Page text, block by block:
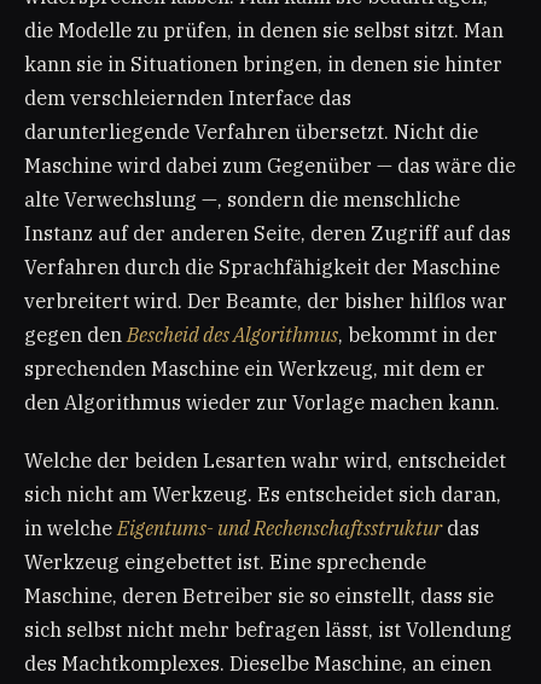
die Modelle zu prüfen, in denen sie selbst sitzt. Man
kann sie in Situationen bringen, in denen sie hinter
dem verschleiernden Interface das
darunterliegende Verfahren übersetzt. Nicht die
Maschine wird dabei zum Gegenüber — das wäre die
alte Verwechslung —, sondern die menschliche
Instanz auf der anderen Seite, deren Zugriff auf das
Verfahren durch die Sprachfähigkeit der Maschine
verbreitert wird. Der Beamte, der bisher hilflos war
gegen den Bescheid des Algorithmus, bekommt in der
sprechenden Maschine ein Werkzeug, mit dem er
den Algorithmus wieder zur Vorlage machen kann.
Welche der beiden Lesarten wahr wird, entscheidet
sich nicht am Werkzeug. Es entscheidet sich daran,
in welche Eigentums- und Rechenschaftsstrukturdas
Werkzeug eingebettet ist. Eine sprechende
Maschine, deren Betreiber sie so einstellt, dass sie
sich selbst nicht mehr befragen lässt, ist Vollendung
des Machtkomplexes. Dieselbe Maschine, an einen